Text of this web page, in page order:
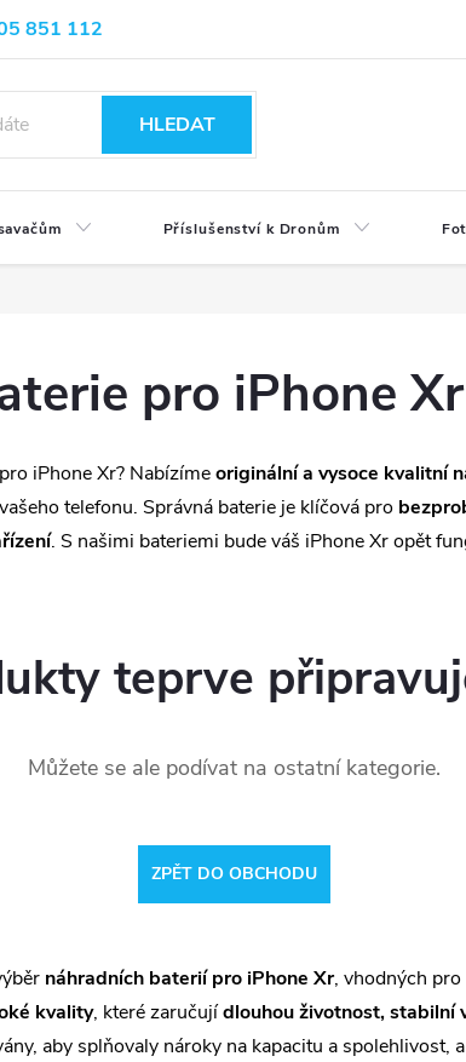
851 112
HLEDAT
Příslušenství k Dronům
pro iPhone Xr
iPhone Xr? Nabízímeoriginální a vysoce kvalitní
telefonu. Správná baterie je klíčová pro
. S našimi bateriemi bude váš iPhone Xr opět
teprve
Můžete se ale podívat na ostatní kategorie.
ZPĚT DO OBCHODU
náhradních baterií pro iPhone Xr, vhodných
kvality, které zaručujídlouhou životnost, stabilní
aby splňovaly nároky na kapacitu a spolehlivost,